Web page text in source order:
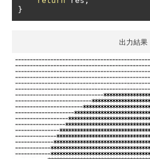
}
出力結果